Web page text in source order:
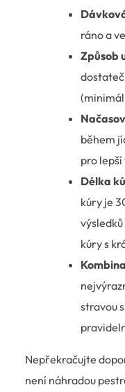
ráno a
Způsob
během
pro
Délka
kúry je
kúry s
stravou
Nepřekračujte
není náhradou